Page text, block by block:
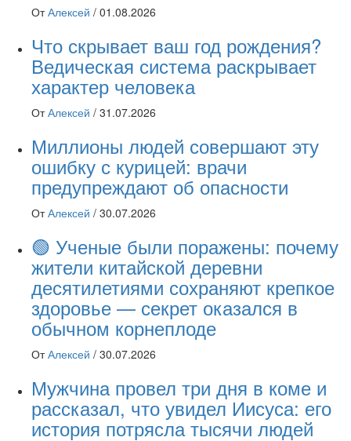
От Алексей / 01.08.2026
Что скрывает ваш год рождения?
Ведическая система раскрывает
характер человека
От Алексей / 31.07.2026
Миллионы людей совершают эту
ошибку с курицей: врачи
предупреждают об опасности
От Алексей / 30.07.2026
🟢 Ученые были поражены: почему
жители китайской деревни
десятилетиями сохраняют крепкое
здоровье — секрет оказался в
обычном корнеплоде
От Алексей / 30.07.2026
Мужчина провел три дня в коме и
рассказал, что увидел Иисуса: его
история потрясла тысячи людей